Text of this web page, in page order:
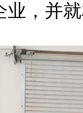
业，并